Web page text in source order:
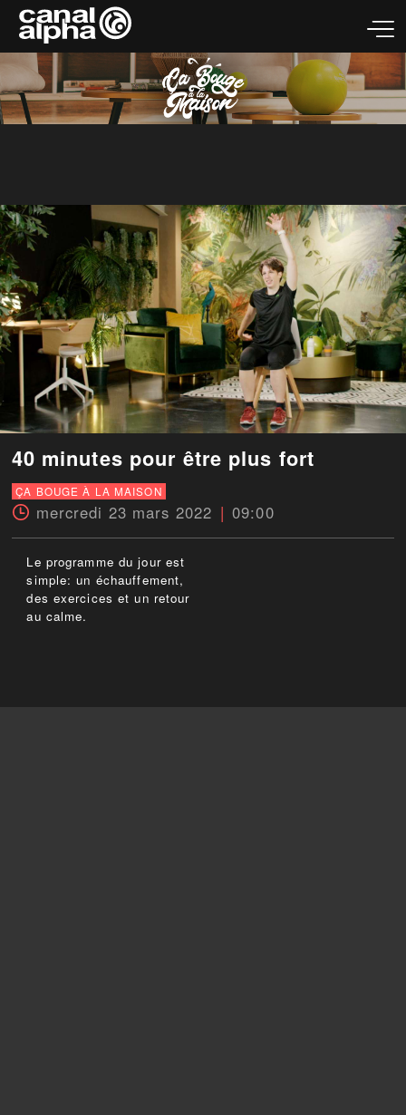
40 minutes pour être plus fort
ÇA BOUGE À LA MAISON
mercredi 23 mars 2022 09:00
Le programme du jour est
simple: un échauffement,
des exercices et un retour
au calme.